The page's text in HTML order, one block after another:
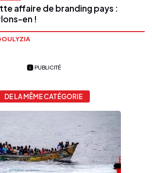
affaire de branding pays :
en !
PUBLICITÉ
DE LA MÊME CATÉGORIE